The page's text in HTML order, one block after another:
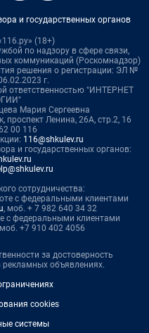
и государственных органов
(18+)
по надзору в сфере связи,
коммуникаций (Роскомнадзор)
решения о регистрации: ЭЛ №
г.
ответственностью "ИНТЕРНЕТ
Мария Сергеевна
проспект Ленина, 26А, стр.2, 16
00 116
116@shkulev.ru
и государственных органов:
сотрудничества:
с федеральными клиентами
, моб. + 7 982 640 34 32
с федеральными клиентами
+7 910 402 4056
за достоверность
объявлениях.
cookies
системы